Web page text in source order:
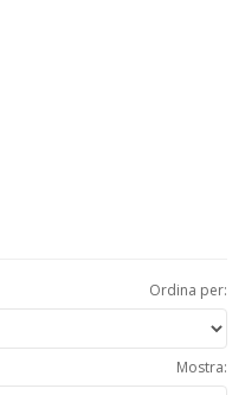
Ordina per:
Mostra: